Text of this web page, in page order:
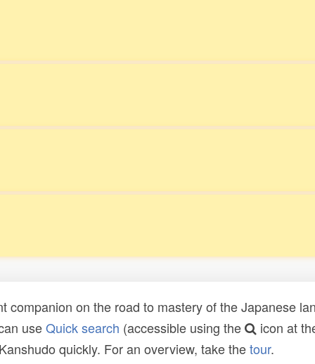
companion on the road to mastery of the Japanese
useQuick search (accessible using the
icon at
quickly. For an overview, take thetour.